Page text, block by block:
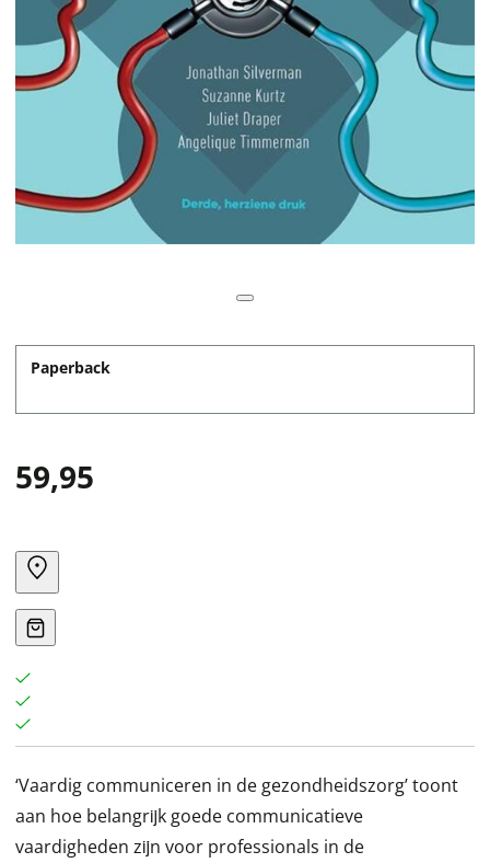
Paperback
59,95
‘Vaardig communiceren in de gezondheidszorg’ toont
aan hoe belangrĳk goede communicatieve
vaardigheden zĳn voor professionals in de